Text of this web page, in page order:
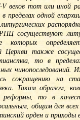
веков тот или иной
пределах одной
сосуществуют
которых
Церкви также
то в
чинопоследований.
сокращению на
Таким образом,
реформы, то в
общим для
орден и приходы